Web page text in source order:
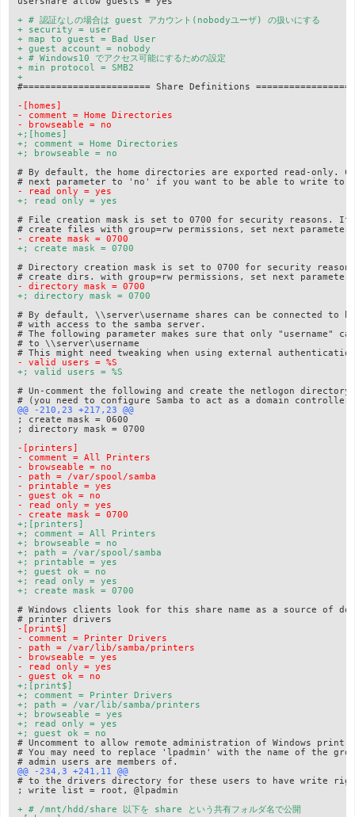
+ # 認証なしの場合は guest アカウント(nobodyユーザ) の扱いにする
+ security = user
+ map to guest = Bad User
+ guest account = nobody
+ # Windows10 でアクセス可能にするための設定
+ min protocol = SMB2
+
#======================= Share Definitions
-[homes]
- comment = Home Directories
- browseable = no
+;[homes]
+; comment = Home Directories
+; browseable = no
# By default, the home directories are exported read-only.
- read only = yes
+; read only = yes
# File creation mask is set to 0700 for security reasons. If
- create mask = 0700
+; create mask = 0700
# Directory creation mask is set to 0700 for security
- directory mask = 0700
+; directory mask = 0700
# By default, \\server\username shares can be connected to by
# with access to the samba server.
# The following parameter makes sure that only "username"
# to \\server\username
- valid users = %S
+; valid users = %S
# Un-comment the following and create the netlogon directory
; create mask = 0600
; directory mask = 0700
-[printers]
- comment = All Printers
- browseable = no
- path = /var/spool/samba
- printable = yes
- guest ok = no
- read only = yes
- create mask = 0700
+;[printers]
+; comment = All Printers
+; browseable = no
+; path = /var/spool/samba
+; printable = yes
+; guest ok = no
+; read only = yes
+; create mask = 0700
# Windows clients look for this share name as a source of
-[print$]
- comment = Printer Drivers
- path = /var/lib/samba/printers
- browseable = yes
- read only = yes
- guest ok = no
+;[print$]
+; comment = Printer Drivers
+; path = /var/lib/samba/printers
+; browseable = yes
+; read only = yes
+; guest ok = no
# Uncomment to allow remote administration of Windows print
# You may need to replace 'lpadmin' with the name of the
# to the drivers directory for these users to have write
; write list = root, @lpadmin
+ # /mnt/hdd/share 以下を share という共有フォルダ名で公開